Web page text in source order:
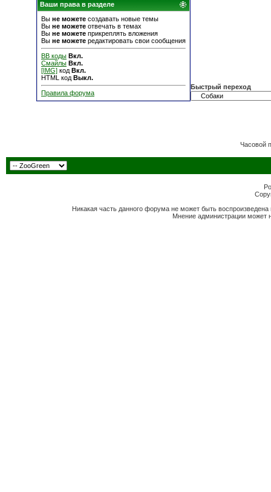
Ваши права в разделе
Вы не можете создавать новые темы
Вы не можете отвечать в темах
Вы не можете прикреплять вложения
Вы не можете редактировать свои сообщения
BB коды Вкл.
Смайлы Вкл.
[IMG] код Вкл.
HTML код Выкл.
Правила форума
Быстрый переход
Часовой
Никакая часть данного форума не может быть
Мнение администрации может